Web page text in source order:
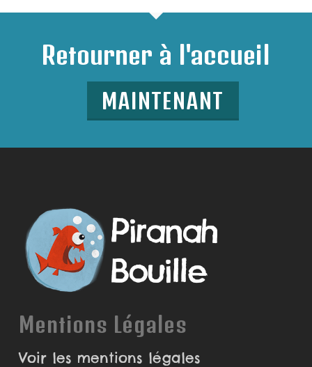
Retourner à l'accueil
MAINTENANT
Mentions Légales
Voir les mentions légales